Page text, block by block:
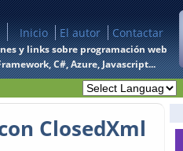
Inicio El autor Contactar
y links sobre programación web
C#, Azure, Javascript...
ClosedXml